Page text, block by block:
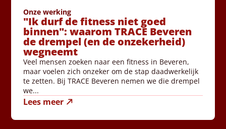
Onze werking
"Ik durf de fitness niet goed
binnen": waarom TRACE Beveren
de drempel (en de onzekerheid)
wegneemt
Veel mensen zoeken naar een fitness in Beveren,
maar voelen zich onzeker om de stap daadwerkelijk
te zetten. Bij TRACE Beveren nemen we die drempel
we...
Lees meer